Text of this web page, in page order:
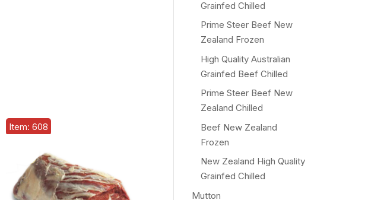
Item: 608
Grainfed Chilled
Prime Steer Beef New
Zealand Frozen
High Quality Australian
Grainfed Beef Chilled
Prime Steer Beef New
Zealand Chilled
Beef New Zealand
Frozen
New Zealand High Quality
Grainfed Chilled
Mutton